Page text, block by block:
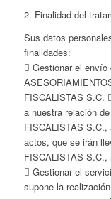
2. Finalidad del
Sus datos
finalidades:
 Gestionar el envío
FISCALISTAS S.C.
a nuestra relación
FISCALISTAS
actos, que se irán
FISCALISTAS
 Gestionar el
supone la